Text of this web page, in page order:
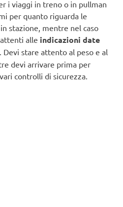
i viaggi in treno o in pullman
per quanto riguarda le
stazione, mentre nel caso
alle indicazioni date
. Devi stare attento al peso e al
devi arrivare prima per
controlli di sicurezza.